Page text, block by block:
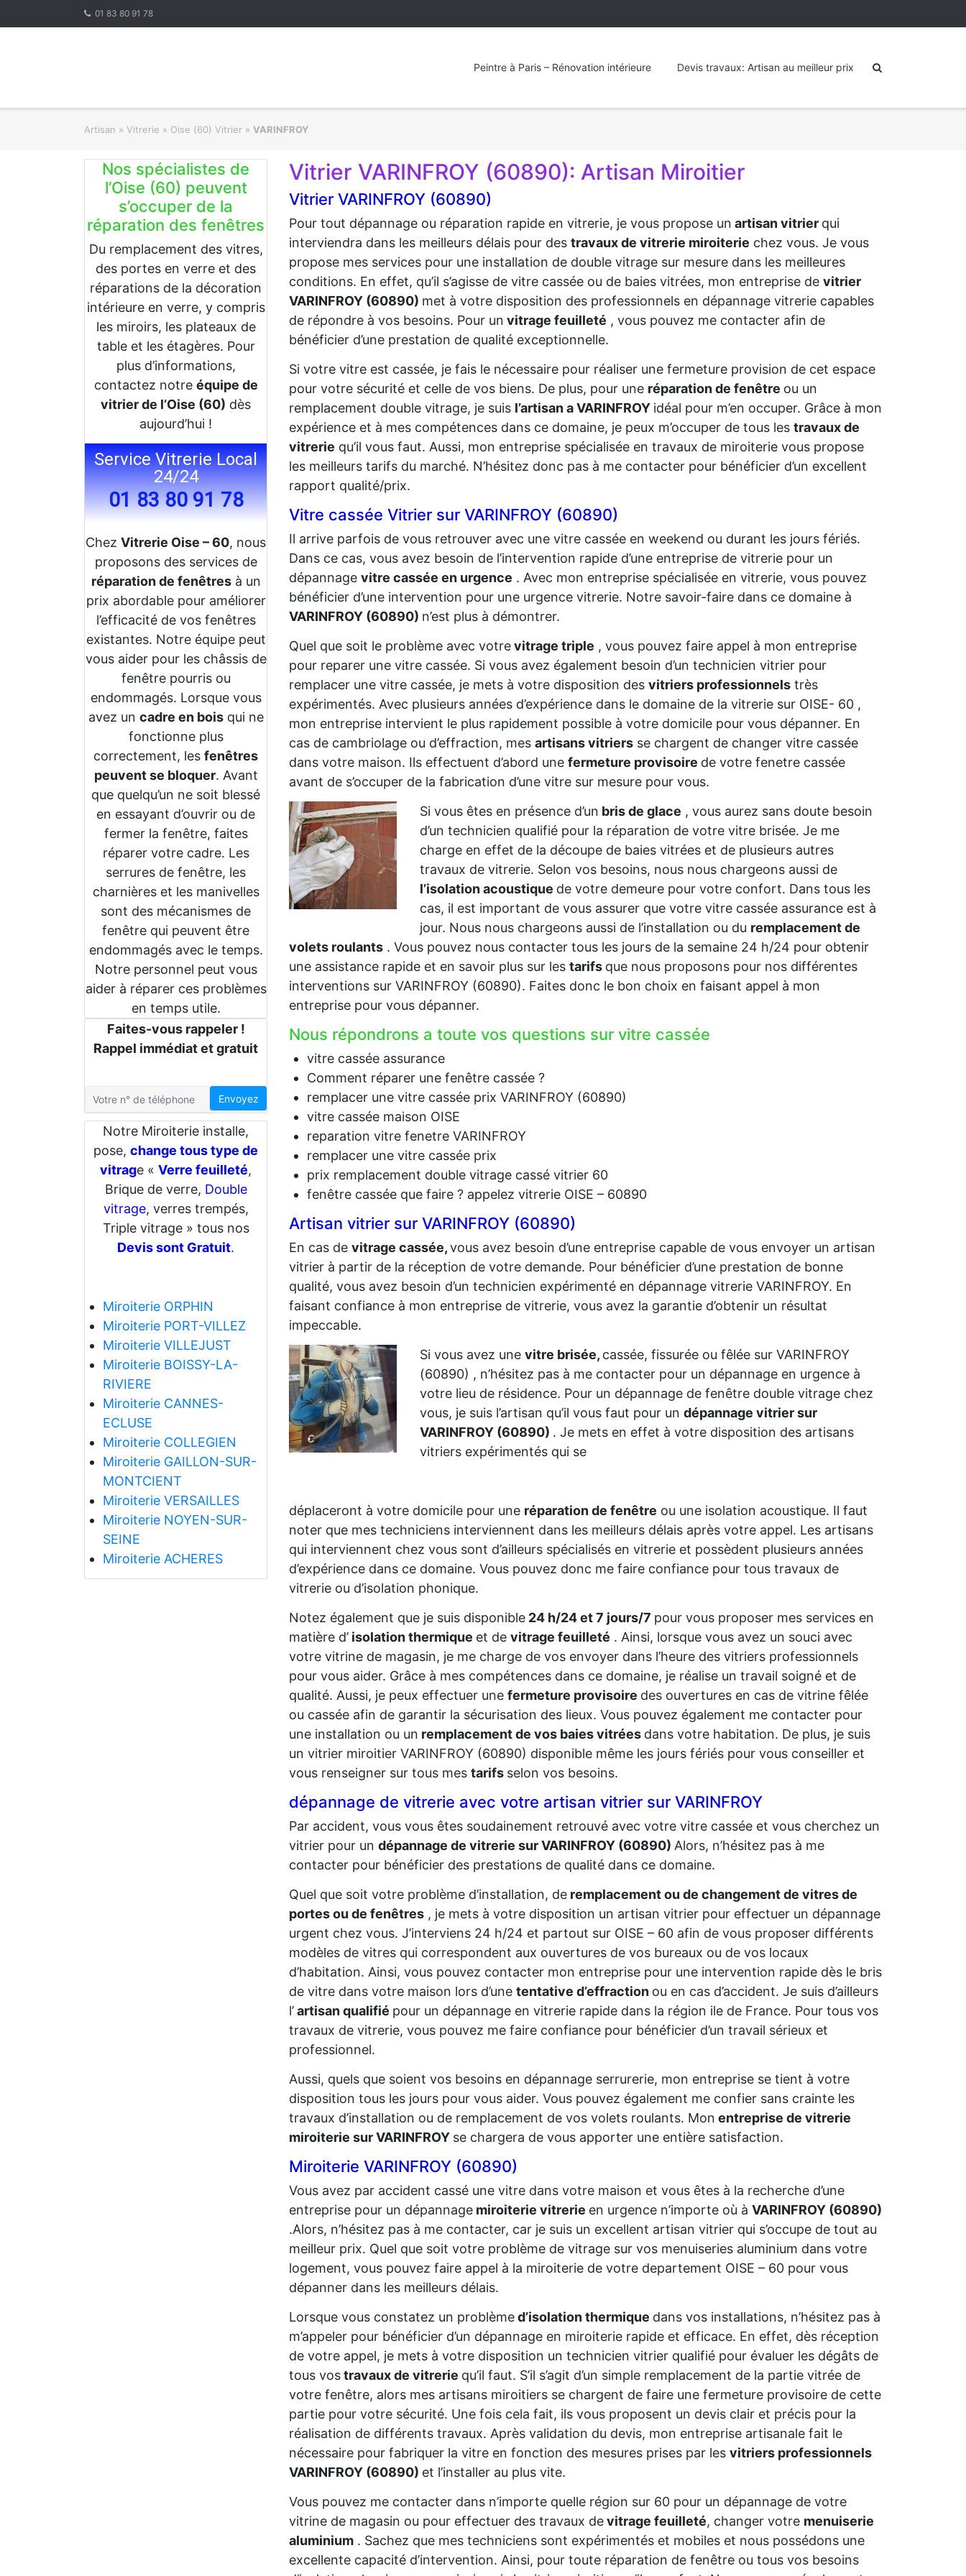
01 83 80 91 78
Peintre à Paris – Rénovation intérieure Devis travaux: Artisan au meilleur prix
Artisan » Vitrerie » Oise (60) Vitrier » VARINFROY
Nos spécialistes de
l’Oise (60) peuvent
s’occuper de la
réparation des fenêtres
Du remplacement des vitres,
des portes en verre et des
réparations de la décoration
intérieure en verre, y compris
les miroirs, les plateaux de
table et les étagères. Pour
plus d’informations,
contactez notre équipe de
vitrier de l’Oise (60) dès
aujourd’hui !
Service Vitrerie Local
24/24
01 83 80 91 78
Chez Vitrerie Oise – 60, nous
proposons des services de
réparation de fenêtresà un
prix abordable pour améliorer
l’efficacité de vos fenêtres
existantes. Notre équipe peut
vous aider pour les châssis de
fenêtre pourris ou
endommagés. Lorsque vous
avez un cadre en boisqui ne
fonctionne plus
correctement, les fenêtres
peuvent se bloquer. Avant
que quelqu’un ne soit blessé
en essayant d’ouvrir ou de
fermer la fenêtre, faites
réparer votre cadre. Les
serrures de fenêtre, les
charnières et les manivelles
sont des mécanismes de
fenêtre qui peuvent être
endommagés avec le temps.
Notre personnel peut vous
aider à réparer ces problèmes
en temps utile.
Faites-vous rappeler !
Rappel immédiat et gratuit
Envoyez
Notre Miroiterie installe,
pose, change tous type de
vitrage « Verre feuilleté,
Brique de verre, Double
vitrage, verres trempés,
Triple vitrage » tous nos
Devis sont Gratuit.
Miroiterie ORPHIN
Miroiterie PORT-VILLEZ
Miroiterie VILLEJUST
Miroiterie BOISSY-LA-
RIVIERE
Miroiterie CANNES-
ECLUSE
Miroiterie COLLEGIEN
Miroiterie GAILLON-SUR-
MONTCIENT
Miroiterie VERSAILLES
Miroiterie NOYEN-SUR-
SEINE
Miroiterie ACHERES
Vitrier VARINFROY (60890): Artisan Miroitier
Vitrier VARINFROY (60890)
Pour tout dépannage ou réparation rapide en vitrerie, je vous propose un artisan vitrier qui
interviendra dans les meilleurs délais pour des travaux de vitrerie miroiterie chez vous. Je vous
propose mes services pour une installation de double vitrage sur mesure dans les meilleures
conditions. En effet, qu’il s’agisse de vitre cassée ou de baies vitrées, mon entreprise de vitrier
VARINFROY (60890) met à votre disposition des professionnels en dépannage vitrerie capables
de répondre à vos besoins. Pour un vitrage feuilleté , vous pouvez me contacter afin de
bénéficier d’une prestation de qualité exceptionnelle.
Si votre vitre est cassée, je fais le nécessaire pour réaliser une fermeture provision de cet espace
pour votre sécurité et celle de vos biens. De plus, pour une réparation de fenêtre ou un
remplacement double vitrage, je suis l’artisan a VARINFROY idéal pour m’en occuper. Grâce à mon
expérience et à mes compétences dans ce domaine, je peux m’occuper de tous les travaux de
vitrerie qu’il vous faut. Aussi, mon entreprise spécialisée en travaux de miroiterie vous propose
les meilleurs tarifs du marché. N’hésitez donc pas à me contacter pour bénéficier d’un excellent
rapport qualité/prix.
Vitre cassée Vitrier sur VARINFROY (60890)
Il arrive parfois de vous retrouver avec une vitre cassée en weekend ou durant les jours fériés.
Dans ce cas, vous avez besoin de l’intervention rapide d’une entreprise de vitrerie pour un
dépannage vitre cassée en urgence . Avec mon entreprise spécialisée en vitrerie, vous pouvez
bénéficier d’une intervention pour une urgence vitrerie. Notre savoir-faire dans ce domaine à
VARINFROY (60890) n’est plus à démontrer.
Quel que soit le problème avec votrevitrage triple , vous pouvez faire appel à mon entreprise
pour reparer une vitre cassée. Si vous avez également besoin d’un technicien vitrier pour
remplacer une vitre cassée, je mets à votre disposition des vitriers professionnels très
expérimentés. Avec plusieurs années d’expérience dans le domaine de la vitrerie sur OISE- 60 ,
mon entreprise intervient le plus rapidement possible à votre domicile pour vous dépanner. En
cas de cambriolage ou d’effraction, mes artisans vitriers se chargent de changer vitre cassée
dans votre maison. Ils effectuent d’abord une fermeture provisoire de votre fenetre cassée
avant de s’occuper de la fabrication d’une vitre sur mesure pour vous.
Si vous êtes en présence d’un bris de glace , vous aurez sans doute besoin
d’un technicien qualifié pour la réparation de votre vitre brisée. Je me
charge en effet de la découpe de baies vitrées et de plusieurs autres
travaux de vitrerie. Selon vos besoins, nous nous chargeons aussi de
l’isolation acoustique de votre demeure pour votre confort. Dans tous les
cas, il est important de vous assurer que votre vitre cassée assurance est à
jour. Nous nous chargeons aussi de l’installation ou du remplacement de
volets roulants . Vous pouvez nous contacter tous les jours de la semaine 24 h/24 pour obtenir
une assistance rapide et en savoir plus sur les tarifs que nous proposons pour nos différentes
interventions sur VARINFROY (60890). Faites donc le bon choix en faisant appel à mon
entreprise pour vous dépanner.
Nous répondrons a toute vos questions sur vitre cassée
vitre cassée assurance
Comment réparer une fenêtre cassée ?
remplacer une vitre cassée prix VARINFROY (60890)
vitre cassée maison OISE
reparation vitre fenetre VARINFROY
remplacer une vitre cassée prix
prix remplacement double vitrage cassé vitrier 60
fenêtre cassée que faire ? appelez vitrerie OISE – 60890
Artisan vitrier sur VARINFROY (60890)
En cas de vitrage cassée,vous avez besoin d’une entreprise capable de vous envoyer un artisan
vitrier à partir de la réception de votre demande. Pour bénéficier d’une prestation de bonne
qualité, vous avez besoin d’un technicien expérimenté en dépannage vitrerie VARINFROY. En
faisant confiance à mon entreprise de vitrerie, vous avez la garantie d’obtenir un résultat
impeccable.
Si vous avez unevitre brisée, cassée, fissurée ou fêlée sur VARINFROY
(60890) , n’hésitez pas à me contacter pour un dépannage en urgence à
votre lieu de résidence. Pour un dépannage de fenêtre double vitrage chez
vous, je suis l’artisan qu’il vous faut pour undépannage vitrier sur
VARINFROY (60890) . Je mets en effet à votre disposition des artisans
vitriers expérimentés qui se
déplaceront à votre domicile pour une réparation de fenêtre ou une isolation acoustique. Il faut
noter que mes techniciens interviennent dans les meilleurs délais après votre appel. Les artisans
qui interviennent chez vous sont d’ailleurs spécialisés en vitrerie et possèdent plusieurs années
d’expérience dans ce domaine. Vous pouvez donc me faire confiance pour tous travaux de
vitrerie ou d’isolation phonique.
Notez également que je suis disponible 24 h/24 et 7 jours/7 pour vous proposer mes services en
matière d’ isolation thermique et de vitrage feuilleté . Ainsi, lorsque vous avez un souci avec
votre vitrine de magasin, je me charge de vos envoyer dans l’heure des vitriers professionnels
pour vous aider. Grâce à mes compétences dans ce domaine, je réalise un travail soigné et de
qualité. Aussi, je peux effectuer une fermeture provisoire des ouvertures en cas de vitrine fêlée
ou cassée afin de garantir la sécurisation des lieux. Vous pouvez également me contacter pour
une installation ou un remplacement de vos baies vitrées dans votre habitation. De plus, je suis
un vitrier miroitier VARINFROY (60890) disponible même les jours fériés pour vous conseiller et
vous renseigner sur tous mes tarifs selon vos besoins.
dépannage de vitrerie avec votre artisan vitrier sur VARINFROY
Par accident, vous vous êtes soudainement retrouvé avec votre vitre cassée et vous cherchez un
vitrier pour un dépannage de vitrerie sur VARINFROY (60890) Alors, n’hésitez pas à me
contacter pour bénéficier des prestations de qualité dans ce domaine.
Quel que soit votre problème d’installation, de remplacement ou de changement de vitres de
portes ou de fenêtres , je mets à votre disposition un artisan vitrier pour effectuer un dépannage
urgent chez vous. J’interviens 24 h/24 et partout sur OISE – 60 afin de vous proposer différents
modèles de vitres qui correspondent aux ouvertures de vos bureaux ou de vos locaux
d’habitation. Ainsi, vous pouvez contacter mon entreprise pour une intervention rapide dès le bris
de vitre dans votre maison lors d’une tentative d’effraction ou en cas d’accident. Je suis d’ailleurs
l’artisan qualifié pour un dépannage en vitrerie rapide dans la région ile de France. Pour tous vos
travaux de vitrerie, vous pouvez me faire confiance pour bénéficier d’un travail sérieux et
professionnel.
Aussi, quels que soient vos besoins en dépannage serrurerie, mon entreprise se tient à votre
disposition tous les jours pour vous aider. Vous pouvez également me confier sans crainte les
travaux d’installation ou de remplacement de vos volets roulants. Mon entreprise de vitrerie
miroiterie sur VARINFROY se chargera de vous apporter une entière satisfaction.
Miroiterie VARINFROY (60890)
Vous avez par accident cassé une vitre dans votre maison et vous êtes à la recherche d’une
entreprise pour un dépannage miroiterie vitrerie en urgence n’importe où à VARINFROY (60890)
.Alors, n’hésitez pas à me contacter, car je suis un excellent artisan vitrier qui s’occupe de tout au
meilleur prix. Quel que soit votre problème de vitrage sur vos menuiseries aluminium dans votre
logement, vous pouvez faire appel à la miroiterie de votre departement OISE – 60 pour vous
dépanner dans les meilleurs délais.
Lorsque vous constatez un problèmed’isolation thermique dans vos installations, n’hésitez pas à
m’appeler pour bénéficier d’un dépannage en miroiterie rapide et efficace. En effet, dès réception
de votre appel, je mets à votre disposition un technicien vitrier qualifié pour évaluer les dégâts de
tous vostravaux de vitrerie qu’il faut. S’il s’agit d’un simple remplacement de la partie vitrée de
votre fenêtre, alors mes artisans miroitiers se chargent de faire une fermeture provisoire de cette
partie pour votre sécurité. Une fois cela fait, ils vous proposent un devis clair et précis pour la
réalisation de différents travaux. Après validation du devis, mon entreprise artisanale fait le
nécessaire pour fabriquer la vitre en fonction des mesures prises par les vitriers professionnels
VARINFROY (60890) et l’installer au plus vite.
Vous pouvez me contacter dans n’importe quelle région sur 60 pour un dépannage de votre
vitrine de magasin ou pour effectuer des travaux devitrage feuilleté, changer votre menuiserie
aluminium . Sachez que mes techniciens sont expérimentés et mobiles et nous possédons une
excellente capacité d’intervention. Ainsi, pour toute réparation de fenêtre ou tous vos besoins